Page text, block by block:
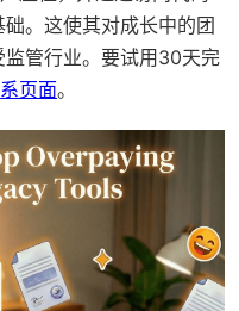
。这使其对成长中的团
管行业。要试用30天完
页面。